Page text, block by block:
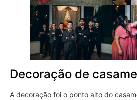
Decoração de
A decoração foi o ponto alto do